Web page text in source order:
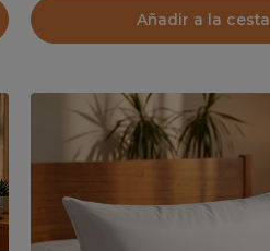
Añadir a la cesta